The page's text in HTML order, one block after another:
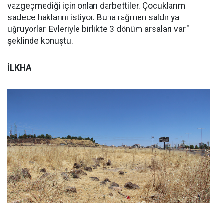
vazgeçmediği için onları darbettiler. Çocuklarım
sadece haklarını istiyor. Buna rağmen saldırıya
uğruyorlar. Evleriyle birlikte 3 dönüm arsaları var."
şeklinde konuştu.
İLKHA